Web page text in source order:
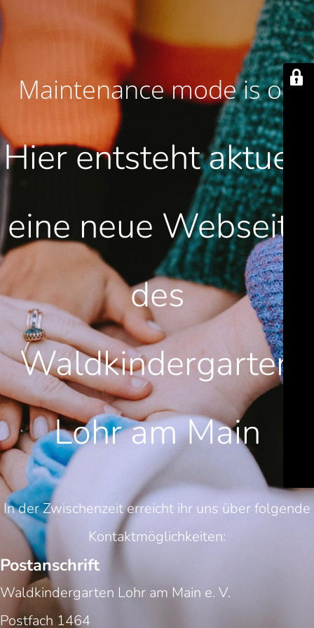
Maintenance mode is on
Hier entsteht aktuell
eine neue Webseite
des
Waldkindergarten
Lohr am Main
In der Zwischenzeit erreicht ihr uns über folgende
Kontaktmöglichkeiten:
Postanschrift
Waldkindergarten Lohr am Main e. V.
Postfach 1464